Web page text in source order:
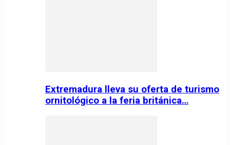
Extremadura lleva su oferta de turismo
ornitológico a la feria británica…